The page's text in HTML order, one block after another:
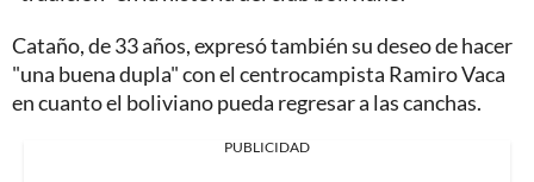
Cataño, de 33 años, expresó también su deseo de hacer
"una buena dupla" con el centrocampista Ramiro Vaca
en cuanto el boliviano pueda regresar a las canchas.
PUBLICIDAD